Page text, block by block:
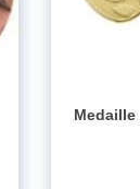
Medaille